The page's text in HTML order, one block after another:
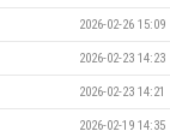
2026-02-26 15:09
2026-02-23 14:23
2026-02-23 14:21
2026-02-19 14:35